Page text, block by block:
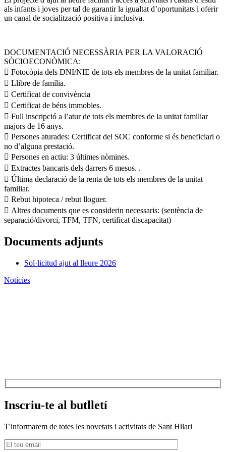
als infants i joves per tal de garantir la igualtat d’oportunitats i oferir
un canal de socialització positiva i inclusiva.
DOCUMENTACIÓ NECESSÀRIA PER LA VALORACIÓ
SÒCIOECONÒMICA:
 Fotocòpia dels DNI/NIE de tots els membres de la unitat familiar.
 Llibre de família.
 Certificat de convivència
 Certificat de béns immobles.
 Full inscripció a l’atur de tots els membres de la unitat familiar
majors de 16 anys.
 Persones aturades: Certificat del SOC conforme si és beneficiari o
no d’alguna prestació.
 Persones en actiu: 3 últimes nòmines.
 Extractes bancaris dels darrers 6 mesos. .
 Última declaració de la renta de tots els membres de la unitat
familiar.
 Rebut hipoteca / rebut lloguer.
 Altres documents que es considerin necessaris: (sentència de
separació/divorci, TFM, TFN, certificat discapacitat)
Documents adjunts
Sol·licitud ajut al lleure 2026
Notícies
Inscriu-te al butlletí
T'informarem de totes les novetats i activitats de Sant Hilari